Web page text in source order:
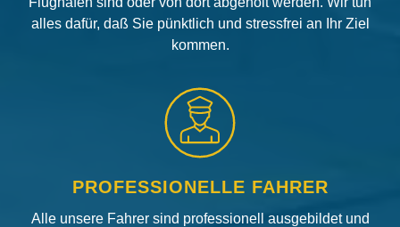
alles dafür, daß Sie pünktlich und stressfrei an Ihr Ziel
kommen.
PROFESSIONELLE FAHRER
Alle unsere Fahrer sind professionell ausgebildet und